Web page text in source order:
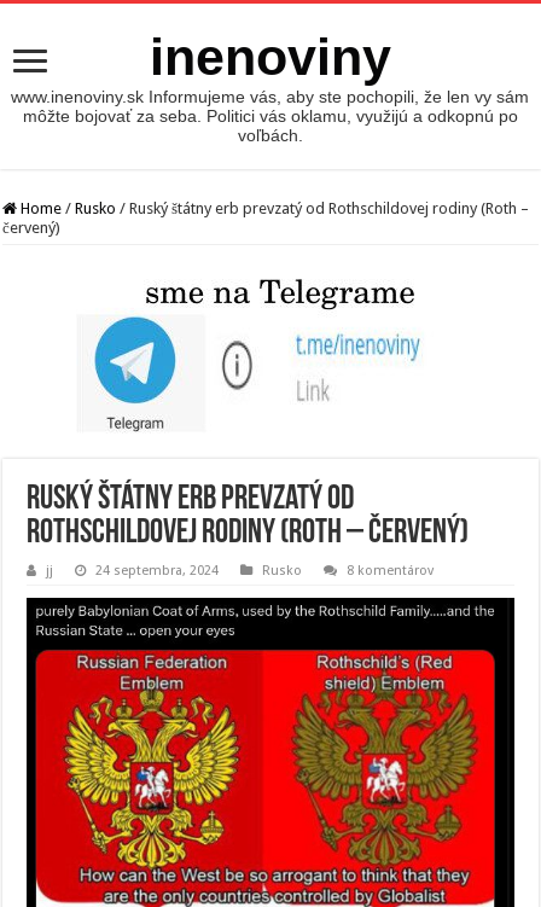
inenoviny
www.inenoviny.sk Informujeme vás, aby ste pochopili, že len vy sám
môžte bojovať za seba. Politici vás oklamu, využijú a odkopnú po
voľbách.
Home / Rusko / Ruský štátny erb prevzatý od Rothschildovej rodiny (Roth –
červený)
Ruský štátny erb prevzatý od
Rothschildovej rodiny (Roth – červený)
jj 24 septembra, 2024 Rusko 8 komentárov